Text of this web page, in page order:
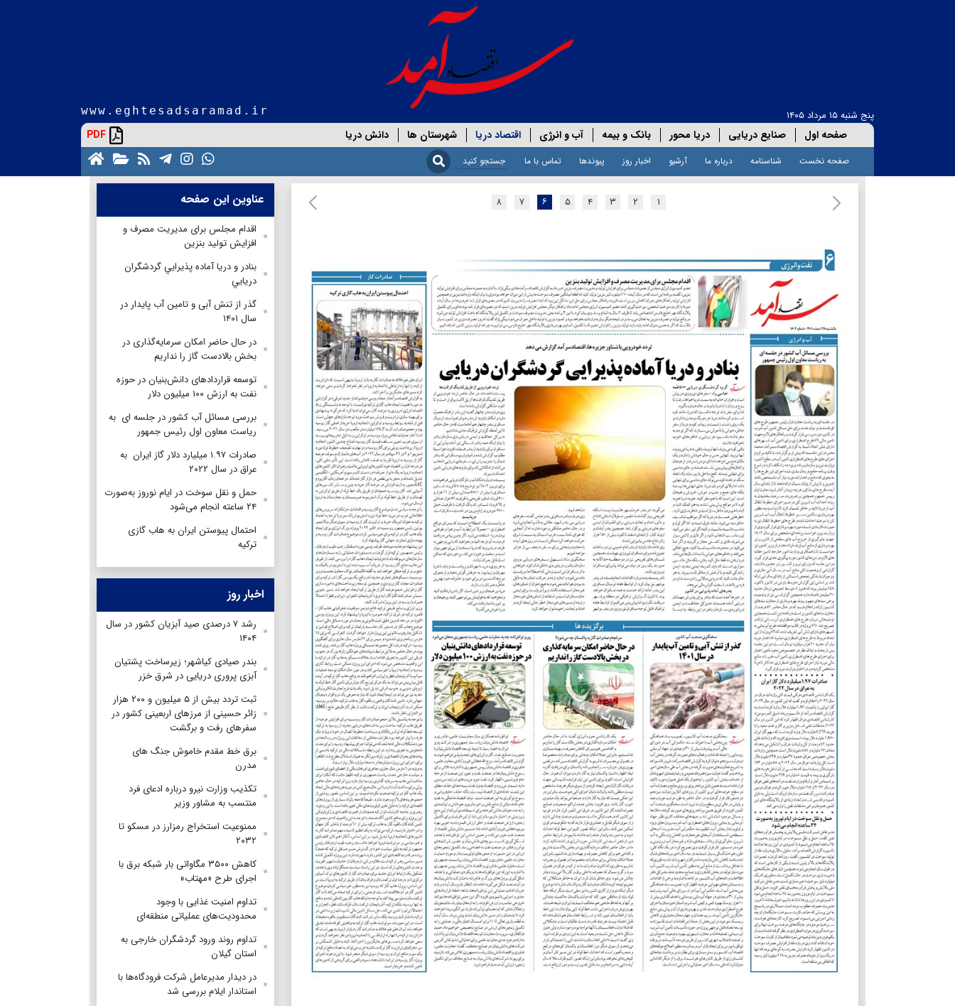
پنج شنبه ۱۵ مرداد ۱۴۰۵ www.eghtesadsaramad.ir
صفحه اول صنایع دریایی دریا محور بانک و بیمه آب و انرژی اقتصاد دریا شهرستان ها دانش دریا PDF
صفحه نخست شناسنامه درباره ما آرشیو اخبار روز پیوندها تماس با ما
۱ ۲ ۳ ۴ ۵ ۶ ۷ ۸ عناوین این صفحه
اقدام مجلس برای مدیریت مصرف و
افزایش تولید بنزین
بنادر و دريا آماده پذيرايي گردشگران
دريايي
گذر از تنش آبی و تامین آب پایدار در
سال ۱۴۰۱
در حال حاضر امکان سرمایه‌گذاری در
بخش بالادست گاز را نداریم
توسعه قراردادهای دانش‌بنیان در حوزه
نفت به ارزش ۱۰۰ میلیون دلار
بررسی مسائل آب کشور در جلسه ای به
ریاست معاون اول رئیس جمهور
صادرات ۱.۹۷ میلیارد دلار گاز ایران به
عراق در سال ۲۰۲۲
حمل‌ و نقل سوخت در ایام نوروز به‌صورت
۲۴ ساعته انجام می‌شود
احتمال پیوستن ایران به هاب گازی
ترکیه
اخبار روز
رشد ۷ درصدی صید آبزیان کشور در سال
۱۴۰۴
بندر صیادی کیاشهر؛ زیرساخت پشتیان
آبزی پروری دریایی در شرق خزر
ثبت تردد بیش از ۵ میلیون و ۲۰۰ هزار
زائر حسینی از مرزهای اربعینی کشور در
سفرهای رفت و برگشت
برق خط مقدم خاموش جنگ های
مدرن
تکذیب وزارت نیرو درباره ادعای فرد
منتسب به مشاور وزیر
ممنوعیت استخراج رمزارز در مسکو تا
۲۰۳۲
کاهش ۳۵۰۰ مگاواتی بار شبکه برق با
اجرای طرح «مهتاب»
تداوم امنیت غذایی با وجود
محدودیت‌های عملیاتی منطقه‌ای
تداوم روند ورود گردشگران خارجی به
استان گیلان
در دیدار مدیرعامل شرکت فرودگاه‌ها با
استاندار ایلام بررسی شد